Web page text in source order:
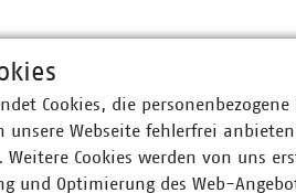
Cookies, die
Webseite fehlerfrei
Cookies werden von uns
und Optimierung des Web-